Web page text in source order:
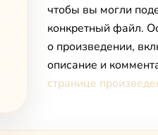
чтобы вы могли
конкретный файл.
о произведении,
описание и
странице